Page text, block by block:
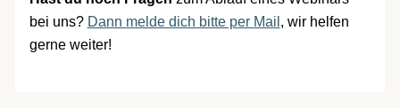
bei uns? Dann melde dich bitte per Mail , wir helfen
gerne weiter!